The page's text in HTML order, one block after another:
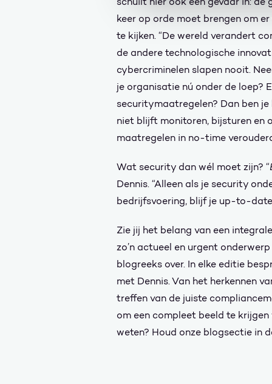
keer op orde moet brengen om
te kijken. “De wereld verandert
de andere technologische
cybercriminelen slapen nooit.
je organisatie nú onder de loep?
securitymaatregelen? Dan ben
niet blijft monitoren, bijsturen en
maatregelen in no-time
Wat security dan wél moet zijn? “
Dennis. “Alleen als je security
bedrijfsvoering, blijf je up-to-
Zie jij het belang van een
zo’n actueel en urgent
blogreeks over. In elke editie
met Dennis. Van het herkennen
treffen van de juiste
om een compleet beeld te
weten? Houd onze blogsectie in